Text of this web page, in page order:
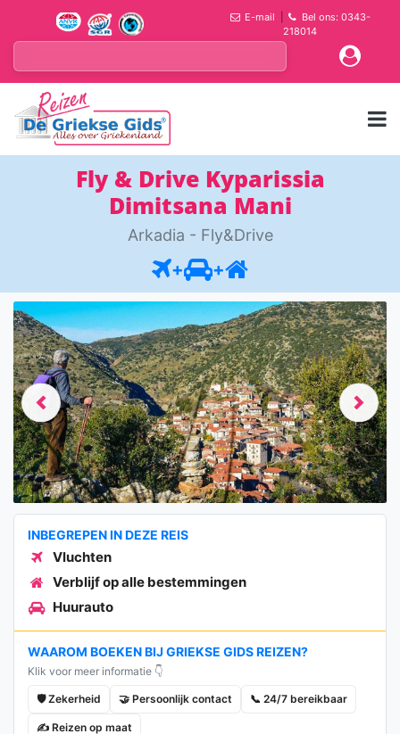
E-mail
Bel ons: 0343-
218014
Fly & Drive Kyparissia
Dimitsana Mani
Arkadia - Fly&Drive
+ +
Previous Next
INBEGREPEN IN DEZE REIS
Vluchten
Verblijf op alle bestemmingen
Huurauto
WAAROM BOEKEN BIJ GRIEKSE GIDS REIZEN?
Klik voor meer informatie 👇
🛡️ Zekerheid 🤝 Persoonlijk contact 📞 24/7 bereikbaar
✍️ Reizen op maat